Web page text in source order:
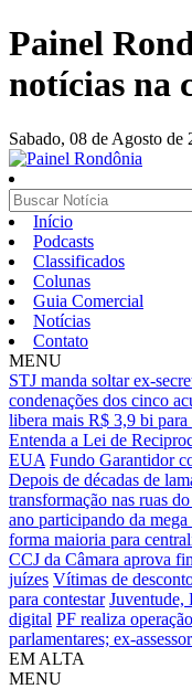
Painel
notícias na
Sabado, 08 de Agosto de
Início
Podcasts
Classificados
Colunas
Guia Comercial
Notícias
Contato
MENU
STJ manda soltar ex-
condenações dos cinco
libera mais R$ 3,9 bi
Entenda a Lei de
EUA Fundo Garantidor
Depois de décadas de
transformação nas ruas
ano participando da
forma maioria para
CCJ da Câmara aprova
juízes Vítimas de
para contestar Juventude,
digital PF realiza
parlamentares; ex-
EM ALTA
MENU